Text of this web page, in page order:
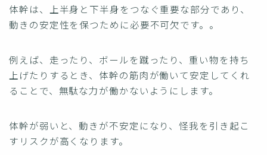
体幹は、上半身と下半身をつなぐ重要な部分であり、
動きの安定性を保つために必要不可欠です。。
例えば、走ったり、ボールを蹴ったり、重い物を持ち
上げたりするとき、体幹の筋肉が働いて安定してくれ
ることで、無駄な力が働かないようにします。
体幹が弱いと、動きが不安定になり、怪我を引き起こ
すリスクが高くなります。